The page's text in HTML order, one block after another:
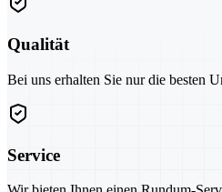
Qualität
Bei uns erhalten Sie nur die besten
Service